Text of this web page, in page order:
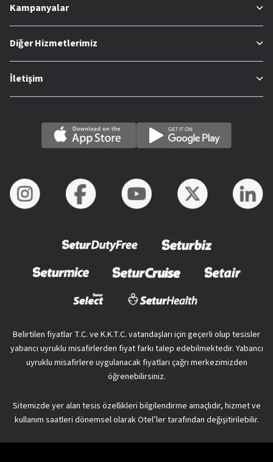
Kampanyalar
Diğer Hizmetlerimiz
İletişim
Belirtilen fiyatlar T.C. ve K.K.T.C. vatandaşları için geçerli olup tesisler
yabancı uyruklu misafirlerden fiyat farkı talep edebilmektedir. Yabancı
uyruklu misafirlere uygulanacak fiyatları çağrı merkezimizden
öğrenebilirsiniz.
Sitemizde yer alan tesis özellikleri bilgilendirme amaçlıdır, hizmet ve
kullanım saatleri dönemsel olarak Otel’ler tarafından değişitirilebilir.